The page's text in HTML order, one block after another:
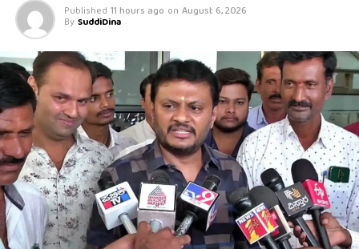
Published 11 hours ago on August 6, 2026
By SuddiDina